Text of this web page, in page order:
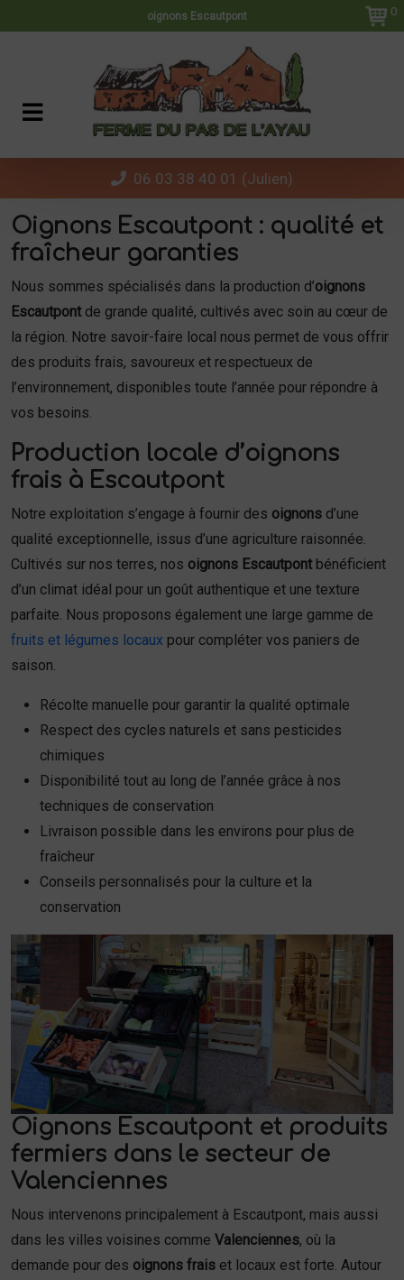
oignons Escautpont 0
06 03 38 40 01 (Julien)
Oignons Escautpont : qualité et
fraîcheur garanties
Nous sommes spécialisés dans la production d’oignons
Escautpontde grande qualité, cultivés avec soin au cœur de
la région. Notre savoir-faire local nous permet de vous offrir
des produits frais, savoureux et respectueux de
l’environnement, disponibles toute l’année pour répondre à
vos besoins.
Production locale d’oignons
frais à Escautpont
Notre exploitation s’engage à fournir des oignons d’une
qualité exceptionnelle, issus d’une agriculture raisonnée.
Cultivés sur nos terres, nos oignons Escautpontbénéficient
d’un climat idéal pour un goût authentique et une texture
parfaite. Nous proposons également une large gamme de
fruits et légumes locaux pour compléter vos paniers de
saison.
Récolte manuelle pour garantir la qualité optimale
Respect des cycles naturels et sans pesticides
chimiques
Disponibilité tout au long de l’année grâce à nos
techniques de conservation
Livraison possible dans les environs pour plus de
fraîcheur
Conseils personnalisés pour la culture et la
conservation
Oignons Escautpont et produits
fermiers dans le secteur de
Valenciennes
Nous intervenons principalement à Escautpont, mais aussi
dans les villes voisines comme Valenciennes, où la
demande pour des oignons frais et locaux est forte. Autour
Panneau de gestion des cookies